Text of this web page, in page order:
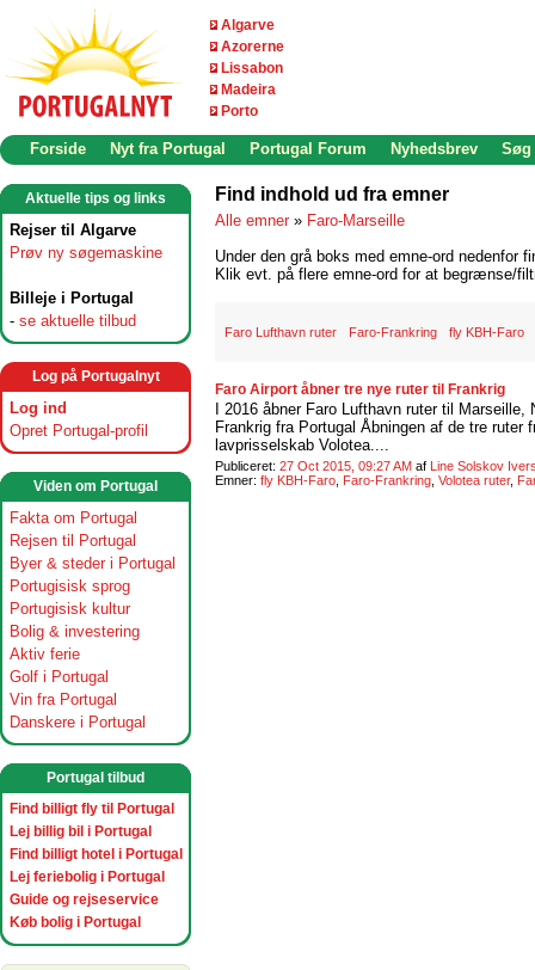
Algarve
Azorerne
Lissabon
Madeira
Porto
Forside Nyt fra Portugal Portugal Forum Nyhedsbrev Søg
Aktuelle tips og links
Rejser til Algarve
Prøv ny søgemaskine
Billeje i Portugal
- se aktuelle tilbud
Log på Portugalnyt
Log ind
Opret Portugal-profil
Viden om Portugal
Fakta om Portugal
Rejsen til Portugal
Byer & steder i Portugal
Portugisisk sprog
Portugisisk kultur
Bolig & investering
Aktiv ferie
Golf i Portugal
Vin fra Portugal
Danskere i Portugal
Portugal tilbud
Find billigt fly til Portugal
Lej billig bil i Portugal
Find billigt hotel i Portugal
Lej feriebolig i Portugal
Guide og rejseservice
Køb bolig i Portugal
Find indhold ud fra emner
Alle emner » Faro-Marseille
Under den grå boks med emne-ord nedenfor
Klik evt. på flere emne-ord for at begrænse/
Faro Lufthavn ruter Faro-Frankring fly KBH-Faro
Faro Airport åbner tre nye ruter til Frankrig
I 2016 åbner Faro Lufthavn ruter til
Frankrig fra Portugal Åbningen af de tre
lavprisselskab Volotea....
Publiceret: 27 Oct 2015, 09:27 AM af Line Solskov
Emner: fly KBH-Faro Faro-Frankring Volotea ruter,